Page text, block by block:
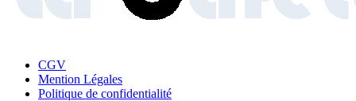
CGV
Mention Légales
Politique de confidentialité